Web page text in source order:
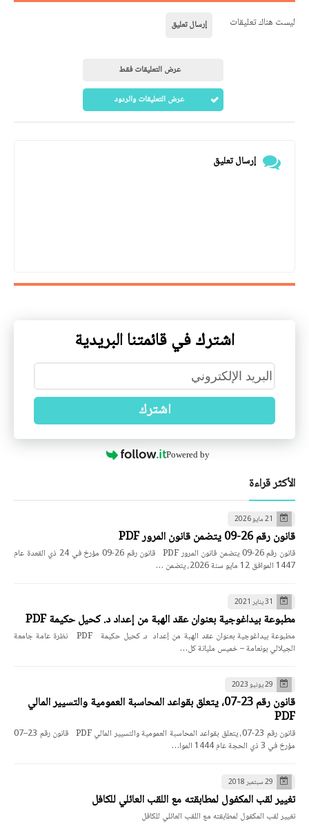
ليست هناك تعليقات إرسال تعليق
عرض التعليقات فقط
عرض التعليقات والردود
إرسال تعليق
اشترك في قائمتنا البريدية
اشترك
Powered by
الأكثر قراءة
21 مايو 2026
قانون رقم 26-09 يتضمن قانون المرور PDF
قانون رقم 26-09 يتضمن قانون المرور PDF قانون رقم 26-09 مؤرخ في 24 ذي القعدة عام
1447 الموافق 12 مايو سنة 2026، يتضمن …
31 يناير 2021
مطبوعة بيداغوجية بعنوان عقد الهبة من إعداد د. كحيل حكيمة PDF
مطبوعة بيداغوجية بعنوان عقد الهبة من إعداد د. كحيل حكيمة PDF نظرة عامة جامعة
الجيلالي بونعامة – خميس مليانة كل…
29 يونيو 2023
قانون رقم 23-07، يتعلق بقواعد المحاسبة العمومية والتسيير المالي
PDF
قانون رقم 23-07، يتعلق بقواعد المحاسبة العمومية والتسيير المالي PDF قانون رقم 23–07
مؤرخ في 3 ذي الحجة عام 1444 الموا…
29 سبتمبر 2018
تغيير لقب المكفول لمطابقته مع اللقب العائلي للكافل
تغيير لقب المكفول لمطابقته مع اللقب العائلي للكافل